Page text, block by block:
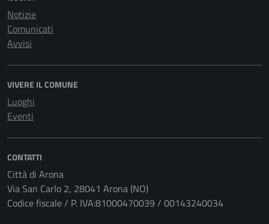
Notizie
Comunicati
Avvisi
VIVERE IL COMUNE
Luoghi
Eventi
CONTATTI
Città di Arona
Via San Carlo 2, 28041 Arona (NO)
Codice fiscale / P. IVA:81000470039 / 00143240034